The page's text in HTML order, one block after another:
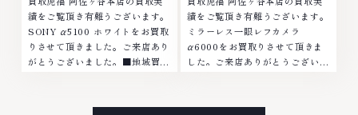
績をご覧頂き有難うございます。
SONY α5100 ホワイトをお買取
りさせて頂きました。ご来店あり
がとうございました。■地域買取
酒買取りのことなら、お任せくだ
績をご覧頂き有難うございます。
ミラーレス一眼レフカメラ
α6000をお買取りさせて頂きま
した。ご来店ありがとうございま
品 ブランド衣類 お酒買取りのこ